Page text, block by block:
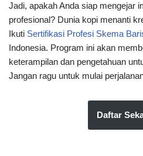
Jadi, apakah Anda siap mengejar
profesional? Dunia kopi menanti
Ikuti Sertifikasi Profesi Skema
Indonesia. Program ini akan
keterampilan dan pengetahuan
Jangan ragu untuk mulai
Daftar